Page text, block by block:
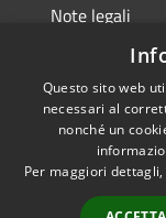
Note legali
Dichiarazione
RSS
Accessibilità
Questo sito web
necessari al
nonché un
Per maggiori